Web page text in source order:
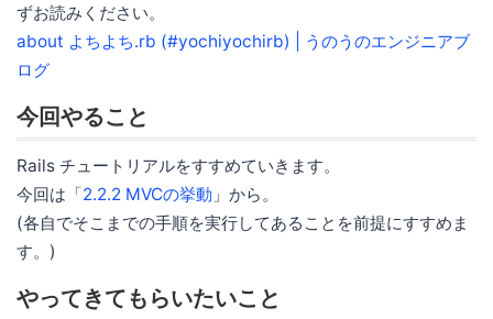
ずお読みください。
about よちよち.rb (#yochiyochirb) | うのうのエンジニアブ
ログ
今回やること
Rails チュートリアルをすすめていきます。
今回は「2.2.2 MVCの挙動 」から。
(各自でそこまでの手順を実行してあることを前提にすすめま
す。)
やってきてもらいたいこと